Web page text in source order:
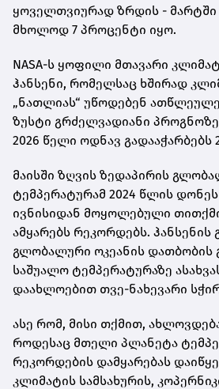
ყოველთვიურად ზრდის - მარტში
მხოლოდ 7 პროცენტი იყო.
NASA-ს ყოფილი მთავარი
ჰანსენი, რომელსაც ხშირად
„ნათლიას“ უწოდებენ
ზუსტი გრძელვადიანი
2026 წელი ოდნავ გადააჭარბებს
მაისში ზღვის ზედაპირის
ტემპერატურამ 2024 წლის
ივნისიდან მოყოლებული
ამყარებს რეკორდებს. ჰანსენის
გლობალური ოკეანის
საშუალო ტემპერატურაზე
დაახლოებით თვე-ნახევარი
ასე რომ, მისი თქმით,
როდესაც მთელი პლანეტა
რეკორდების დამყარებას
კლიმატის სამსახურის,